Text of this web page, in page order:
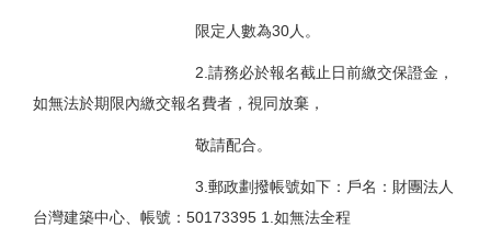
限定人數為30人。
2.請務必於報名截止日前繳交保證金，
如無法於期限內繳交報名費者，視同放棄，
敬請配合。
3.郵政劃撥帳號如下：戶名：財團法人
台灣建築中心、帳號：50173395 1.如無法全程